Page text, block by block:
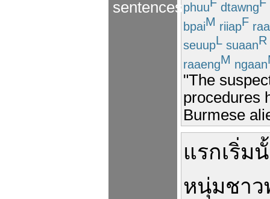
sentencesphuu dtawng
bpaiM riiapF
seuupL suaanR
raaengM ngaan
"The
procedures
Burmese
แรกเริ่ม
หนุ่มชาว